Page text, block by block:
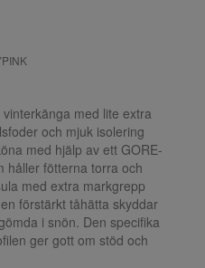
med lite extra
och mjuk isolering
med hjälp av ett GORE-
håller fötterna torra och
med extra markgrepp
förstärkt tåhätta skyddar
i snön. Den specifika
ger gott om stöd och